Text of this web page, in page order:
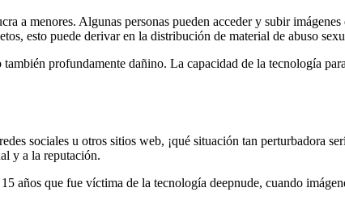
a menores. Algunas personas pueden acceder y subir
esto puede derivar en la distribución de material de abuso
profundamente dañino. La capacidad de la tecnología
sociales u otros sitios web, ¡qué situación tan perturbadora
y a la reputación.
años que fue víctima de la tecnología deepnude, cuando